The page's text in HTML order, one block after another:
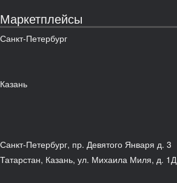
Маркетплейсы
Санкт-Петербург
Казань
Санкт-Петербург, пр. Девятого Января д. 3
Татарстан, Казань, ул. Михаила Миля, д. 1Д